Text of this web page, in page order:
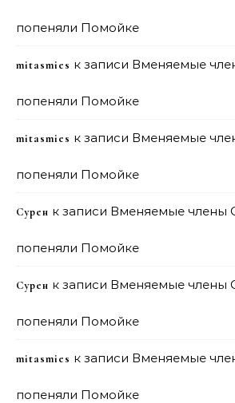
попеняли Помойке
mitasmies к записи Вменяемые
попеняли Помойке
mitasmies к записи Вменяемые
попеняли Помойке
Сурен к записи Вменяемые члены
попеняли Помойке
Сурен к записи Вменяемые члены
попеняли Помойке
mitasmies к записи Вменяемые
попеняли Помойке